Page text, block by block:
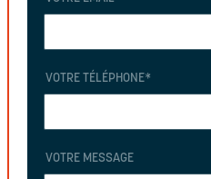
VOTRE TÉLÉPHONE*
VOTRE MESSAGE